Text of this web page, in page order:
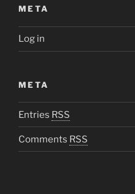
META
Log in
META
Entries RSS
Comments RSS